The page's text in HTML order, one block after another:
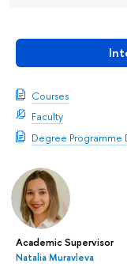
Courses
Faculty
Degree Programme
Academic Supervisor
Natalia Muravleva